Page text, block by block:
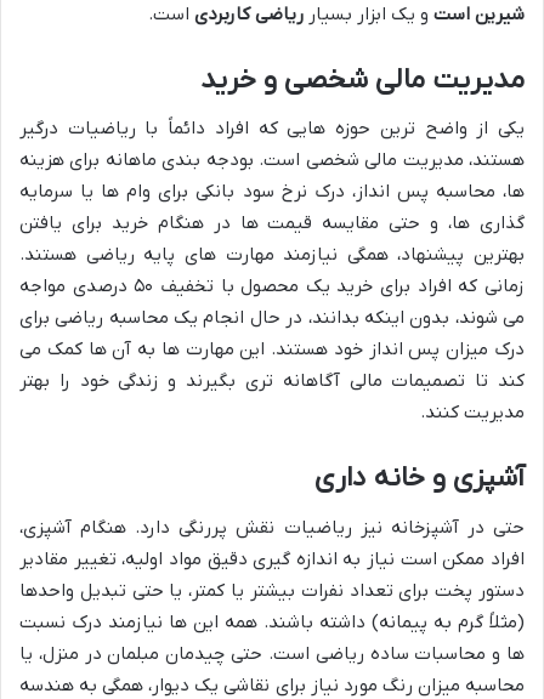
شیرین است و یک ابزار بسیار ریاضی کاربردی است.
مدیریت مالی شخصی و خرید
یکی از واضح ترین حوزه هایی که افراد دائماً با ریاضیات درگیر
هستند، مدیریت مالی شخصی است. بودجه بندی ماهانه برای هزینه
ها، محاسبه پس انداز، درک نرخ سود بانکی برای وام ها یا سرمایه
گذاری ها، و حتی مقایسه قیمت ها در هنگام خرید برای یافتن
بهترین پیشنهاد، همگی نیازمند مهارت های پایه ریاضی هستند.
زمانی که افراد برای خرید یک محصول با تخفیف ۵۰ درصدی مواجه
می شوند، بدون اینکه بدانند، در حال انجام یک محاسبه ریاضی برای
درک میزان پس انداز خود هستند. این مهارت ها به آن ها کمک می
کند تا تصمیمات مالی آگاهانه تری بگیرند و زندگی خود را بهتر
مدیریت کنند.
آشپزی و خانه داری
حتی در آشپزخانه نیز ریاضیات نقش پررنگی دارد. هنگام آشپزی،
افراد ممکن است نیاز به اندازه گیری دقیق مواد اولیه، تغییر مقادیر
دستور پخت برای تعداد نفرات بیشتر یا کمتر، یا حتی تبدیل واحدها
(مثلاً گرم به پیمانه) داشته باشند. همه این ها نیازمند درک نسبت
ها و محاسبات ساده ریاضی است. حتی چیدمان مبلمان در منزل، یا
محاسبه میزان رنگ مورد نیاز برای نقاشی یک دیوار، همگی به هندسه